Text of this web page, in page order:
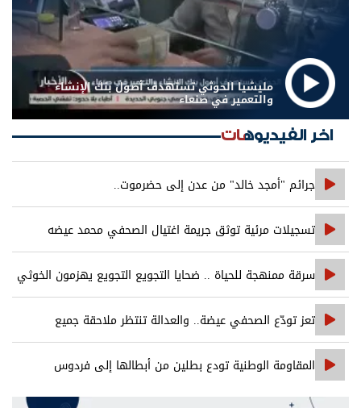
مليشيا الحوثي تستهدف أصول بنك الإنشاء
والتعمير في صنعاء
اخر الفيديوهات
جرائم "أمجد خالد" من عدن إلى حضرموت..
تسجيلات مرئية توثق جريمة اغتيال الصحفي محمد عيضه
سرقة ممنهجة للحياة .. ضحايا التجويع التجويع يهزمون الخوثي
تعز تودّع الصحفي عيضة.. والعدالة تنتظر ملاحقة جميع
المتورطين
المقاومة الوطنية تودع بطلين من أبطالها إلى فردوس
الشهداء في المخا